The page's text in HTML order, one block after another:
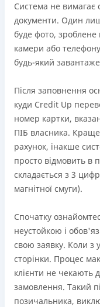
Система не вимагає
документи. Один
буде фото,
камери або
будь-який
Після заповнення
куди Credit Up
номер картки,
ПІБ власника.
рахунок, інакше
просто відмовить в
складається з 3
магнітної смуги).
Спочатку
неустойкою і
свою заявку. Коли з
сторінки. Процес
клієнти не чекають
замовлення. Такий
позичальника,